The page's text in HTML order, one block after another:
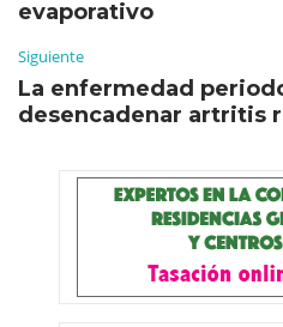
evaporativo
Siguiente
La enfermedad
desencadenar artritis